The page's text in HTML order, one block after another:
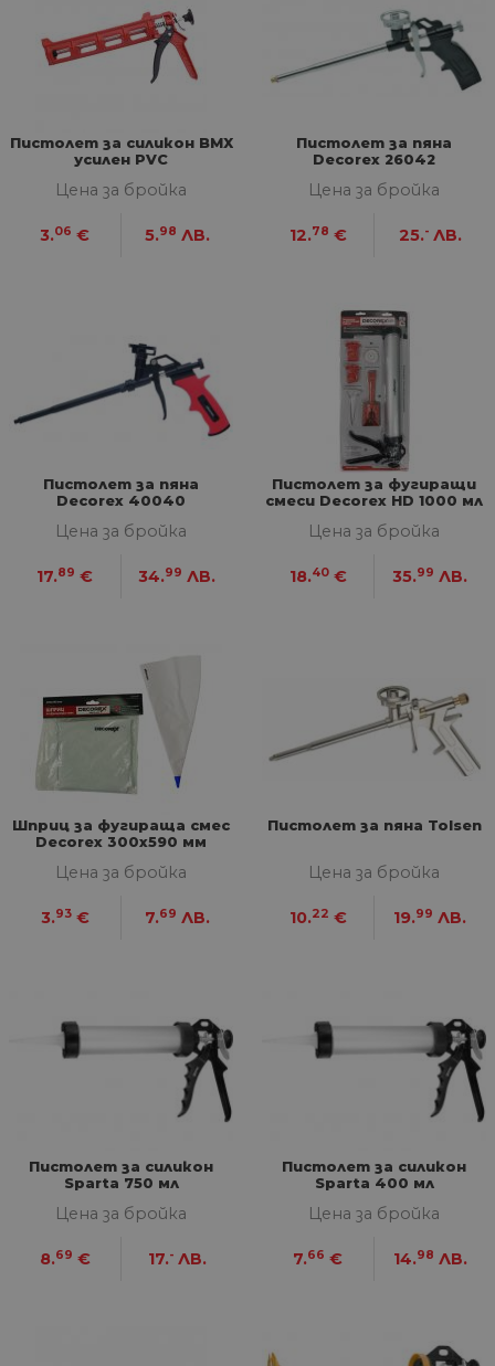
Пистолет за силикон BMX
усилен PVC
Цена за бройка
3.06 € 5.98 ЛВ.
Пистолет за пяна
Decorex 26042
Цена за бройка
12.78 € 25.- ЛВ.
Пистолет за пяна
Decorex 40040
Цена за бройка
17.89 € 34.99 ЛВ.
Пистолет за фугиращи
смеси Decorex HD 1000 мл
Цена за бройка
18.40 € 35.99 ЛВ.
Шприц за фугираща смес
Decorex 300х590 мм
Цена за бройка
3.93 € 7.69 ЛВ.
Пистолет за пяна Tolsen
Цена за бройка
10.22 € 19.99 ЛВ.
Пистолет за силикон
Sparta 750 мл
Цена за бройка
8.69 € 17.- ЛВ.
Пистолет за силикон
Sparta 400 мл
Цена за бройка
7.66 € 14.98 ЛВ.